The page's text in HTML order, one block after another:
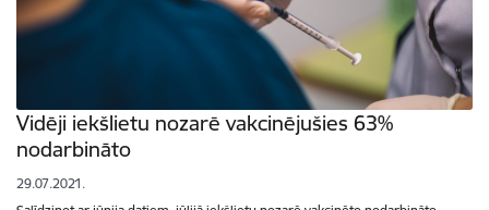
Vidēji iekšlietu nozarē vakcinējušies 63%
nodarbināto
29.07.2021.